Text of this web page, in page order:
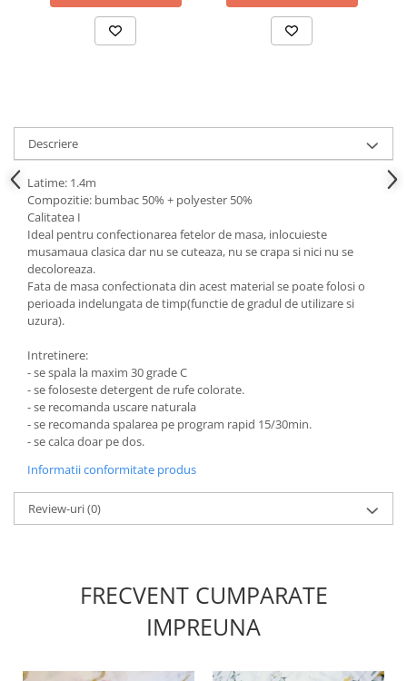
Descriere
Latime: 1.4m
Compozitie: bumbac 50% + polyester 50%
Calitatea I
Ideal pentru confectionarea fetelor de masa, inlocuieste
musamaua clasica dar nu se cuteaza, nu se crapa si nici nu se
decoloreaza.
Fata de masa confectionata din acest material se poate folosi o
perioada indelungata de timp(functie de gradul de utilizare si
uzura).
Intretinere:
- se spala la maxim 30 grade C
- se foloseste detergent de rufe colorate.
- se recomanda uscare naturala
- se recomanda spalarea pe program rapid 15/30min.
- se calca doar pe dos.
Informatii conformitate produs
Review-uri(0)
FRECVENT CUMPARATE
IMPREUNA